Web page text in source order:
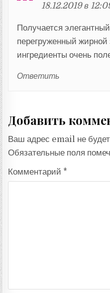
18.12.2019 в
Получается
перегруженный жирной
ингредиенты очень
Ответить
Добавить
Ваш адрес email не будет
Обязательные поля
Комментарий *